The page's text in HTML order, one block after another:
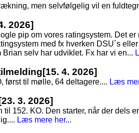
men selvfølgelig vil en
2026]
pip om vores ratingsystem. Det
med fx hverken DSU´s
selv har udviklet. Fx har vi en...
[15. 4. 2026]
først til mølle, 64 deltagere.... Læs
[23. 3. 2026]
til 152. KO. Den starter, når der dels
Læs mere her...